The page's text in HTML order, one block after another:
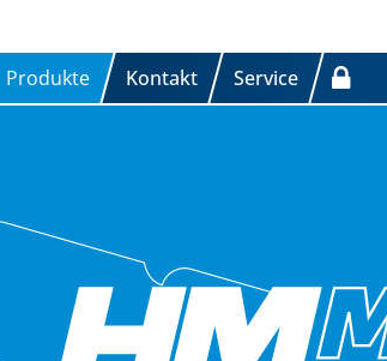
Produkte Kontakt Service